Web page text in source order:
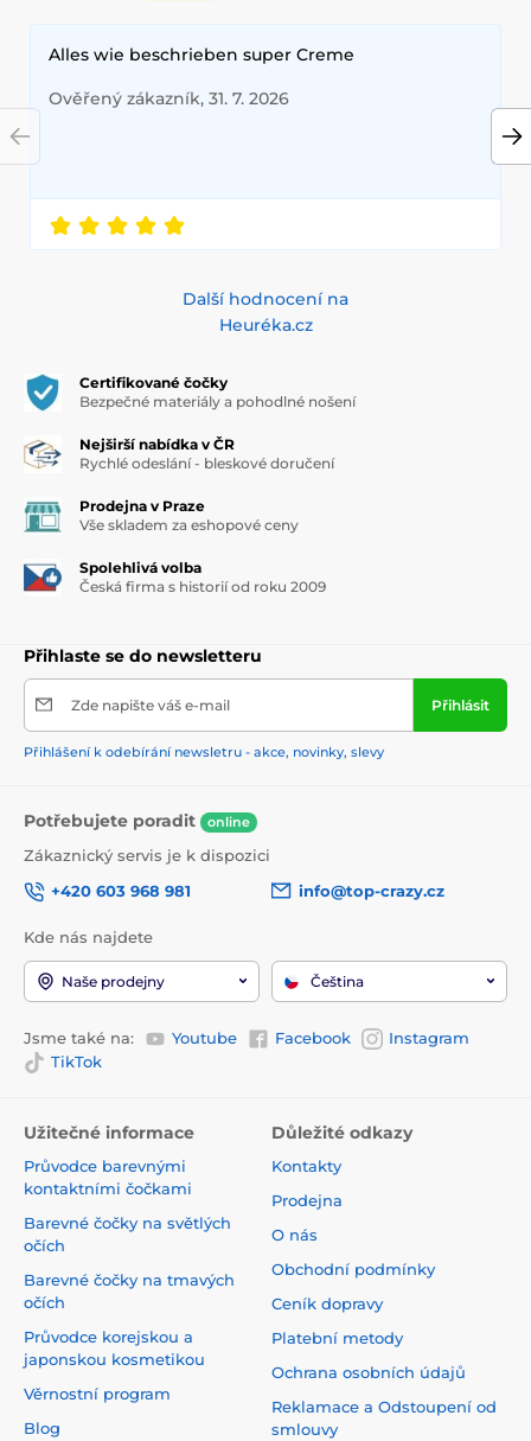
Alles wie beschrieben super Creme
Ověřený zákazník, 31. 7. 2026
Další hodnocení na
Heuréka.cz
Certifikované čočky
Bezpečné materiály a pohodlné nošení
Nejširší nabídka v ČR
Rychlé odeslání - bleskové doručení
Prodejna v Praze
Vše skladem za eshopové ceny
Spolehlivá volba
Česká firma s historií od roku 2009
Přihlaste se do newsletteru
Zde napište váš e-mail Přihlásit
Přihlášení k odebírání newsletru - akce, novinky, slevy
Potřebujete poradit online
Zákaznický servis je k dispozici
+420 603 968 981
info@top-crazy.cz
Kde nás najdete
Naše prodejny Čeština
Jsme také na: Youtube Facebook
Instagram
TikTok
Užitečné informace
Průvodce barevnými
kontaktními čočkami
Barevné čočky na světlých
očích
Barevné čočky na tmavých
očích
Průvodce korejskou a
japonskou kosmetikou
Věrnostní program
Blog
Důležité odkazy
Kontakty
Prodejna
O nás
Obchodní podmínky
Ceník dopravy
Platební metody
Ochrana osobních údajů
Reklamace a Odstoupení od
smlouvy